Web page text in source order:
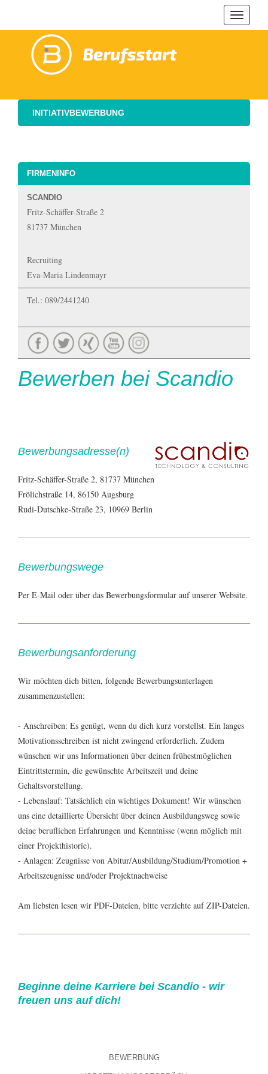
ein-/
INITIATIVBEWERBUNG
FIRMENINFO
SCANDIO
Fritz-Schäffer-Straße 2
81737 München
Recruiting
Eva-Maria Lindenmayr
Tel.: 089/2441240
Bewerben bei Scandio
Bewerbungsadresse(n)
Fritz-Schäffer-Straße 2, 81737 München
Frölichstraße 14, 86150 Augsburg
Rudi-Dutschke-Straße 23, 10969 Berlin
Bewerbungswege
Per E-Mail oder über das Bewerbungsformular auf unserer Website.
Bewerbungsanforderung
Wir möchten dich bitten, folgende Bewerbungsunterlagen
zusammenzustellen:
- Anschreiben: Es genügt, wenn du dich kurz vorstellst. Ein langes
Motivationsschreiben ist nicht zwingend erforderlich. Zudem
wünschen wir uns Informationen über deinen frühestmöglichen
Eintrittstermin, die gewünschte Arbeitszeit und deine
Gehaltsvorstellung.
- Lebenslauf: Tatsächlich ein wichtiges Dokument! Wir wünschen
uns eine detaillierte Übersicht über deinen Ausbildungsweg sowie
deine beruflichen Erfahrungen und Kenntnisse (wenn möglich mit
einer Projekthistorie).
- Anlagen: Zeugnisse von Abitur/Ausbildung/Studium/Promotion +
Arbeitszeugnisse und/oder Projektnachweise
Am liebsten lesen wir PDF-Dateien, bitte verzichte auf ZIP-Dateien.
Beginne deine Karriere bei Scandio - wir
freuen uns auf dich!
BEWERBUNG